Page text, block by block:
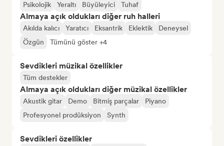
Psikolojik
Yeraltı Büyüleyici Tuhaf
Almaya açık oldukları diğer ruh halleri
Akılda kalıcı Yaratıcı Eksantrik Eklektik
Deneysel
Özgün
Tümünü göster +4
Sevdikleri müzikal özellikler
Tüm destekler
Almaya açık oldukları diğer müzikal özellikler
Akustik gitar Demo Bitmiş parçalar
Piyano
Profesyonel prodüksiyon
Synth
Sevdikleri özellikler